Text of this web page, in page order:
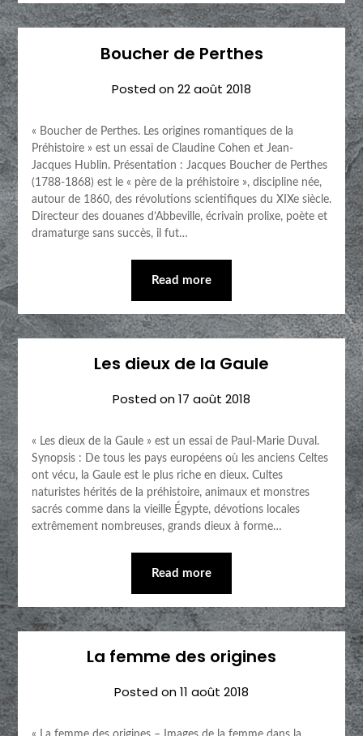
Boucher de Perthes
Posted on22 août 2018
« Boucher de Perthes. Les origines romantiques de la
Préhistoire » est un essai de Claudine Cohen et Jean-
Jacques Hublin. Présentation : Jacques Boucher de Perthes
(1788-1868) est le « père de la préhistoire », discipline née,
autour de 1860, des révolutions scientifiques du XIXe siècle.
Directeur des douanes d’Abbeville, écrivain prolixe, poète et
dramaturge sans succès, il fut…
Read more
Les dieux de la Gaule
Posted on17 août 2018
« Les dieux de la Gaule » est un essai de Paul-Marie Duval.
Synopsis : De tous les pays européens où les anciens Celtes
ont vécu, la Gaule est le plus riche en dieux. Cultes
naturistes hérités de la préhistoire, animaux et monstres
sacrés comme dans la vieille Égypte, dévotions locales
extrêmement nombreuses, grands dieux à forme…
Read more
La femme des origines
Posted on11 août 2018